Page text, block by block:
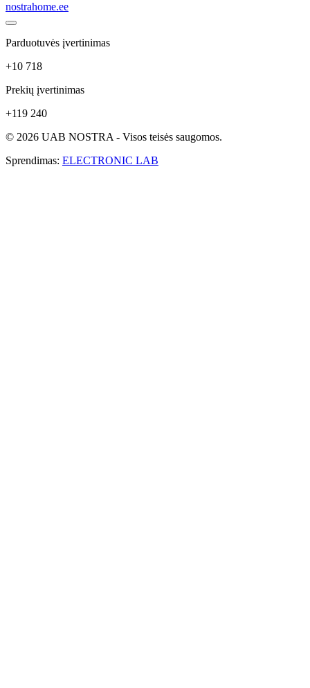
nostrahome.ee
Parduotuvės įvertinimas
+10 718
Prekių įvertinimas
+119 240
© 2026 UAB NOSTRA - Visos teisės saugomos.
Sprendimas: ELECTRONIC LAB